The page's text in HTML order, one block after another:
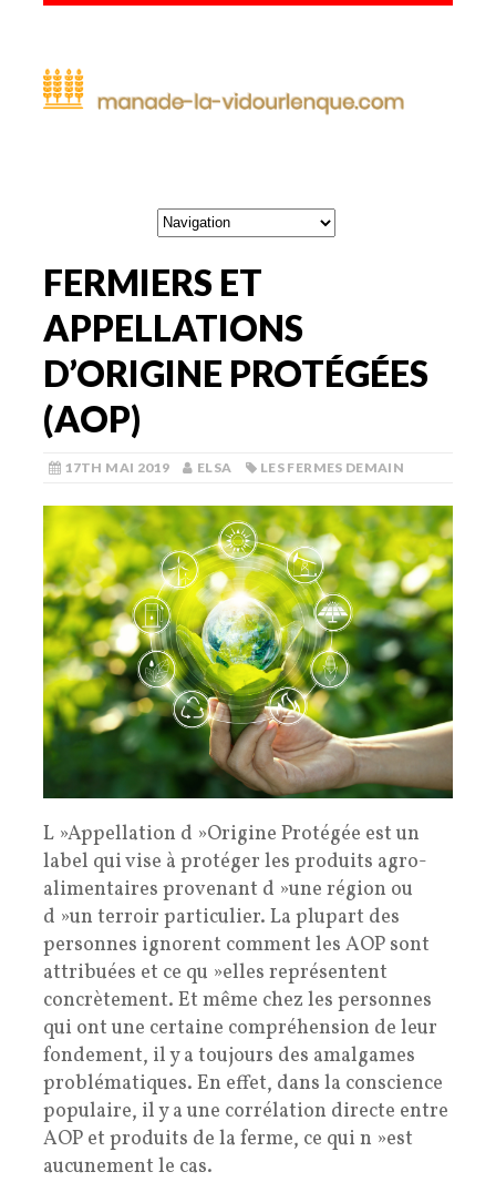
FERMIERS ET
APPELLATIONS
D’ORIGINE PROTÉGÉES
(AOP)
17TH MAI 2019 ELSA LES FERMES DEMAIN
L »Appellation d »Origine Protégée est un
label qui vise à protéger les produits agro-
alimentaires provenant d »une région ou
d »un terroir particulier. La plupart des
personnes ignorent comment les AOP sont
attribuées et ce qu »elles représentent
concrètement. Et même chez les personnes
qui ont une certaine compréhension de leur
fondement, il y a toujours des amalgames
problématiques. En effet, dans la conscience
populaire, il y a une corrélation directe entre
AOP et produits de la ferme, ce qui n »est
aucunement le cas.